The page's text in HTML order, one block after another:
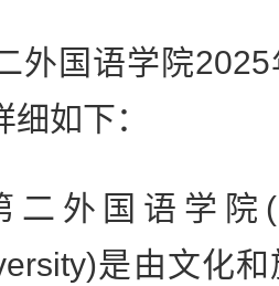
国语学院2025
如下：
国语学院
是由文化